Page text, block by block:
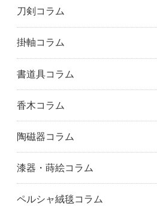
糟屋郡
大野城市
熊本県
大分市
佐賀市
長崎県
刀剣コラム
掛軸コラム
書道具コラム
香木コラム
陶磁器コラム
漆器・蒔絵コラム
ペルシャ絨毯コラム